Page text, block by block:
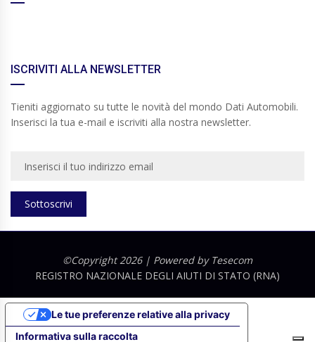
ISCRIVITI ALLA NEWSLETTER
Tieniti aggiornato su tutte le novità del mondo Dati Automobili.
Inserisci la tua e-mail e iscriviti alla nostra newsletter.
Sottoscrivi
©Copyright 2026 | Powered by Tesecom
REGISTRO NAZIONALE DEGLI AIUTI DI STATO (RNA)
Informativa sulla raccolta
Le tue preferenze relative alla privacy